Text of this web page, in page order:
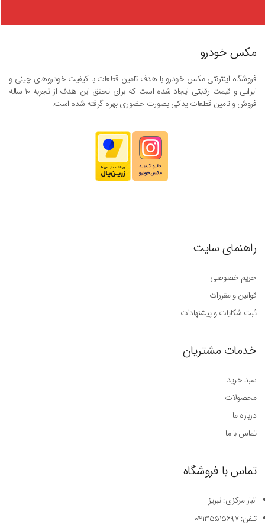
مکس خودرو
فروشگاه اینترنتی مکس خودرو با هدف تامین قطعات با کیفیت خودروهای چینی و
ایرانی و قیمت رقابتی ایجاد شده است که برای تحقق این هدف از تجربه ۱۰ ساله
فروش و تامین قطعات یدکی بصورت حضوری بهره گرفته شده است.
راهنمای سایت
حریم خصوصی
قوانین و مقررات
ثبت شکایات و پیشنهادات
خدمات مشتریان
سبد خرید
محصولات
درباره ما
تماس با ما
تماس با فروشگاه
انبار مرکزی: تبریز
تلفن: ۰۴۱۳۵۵۱۵۶۹۷